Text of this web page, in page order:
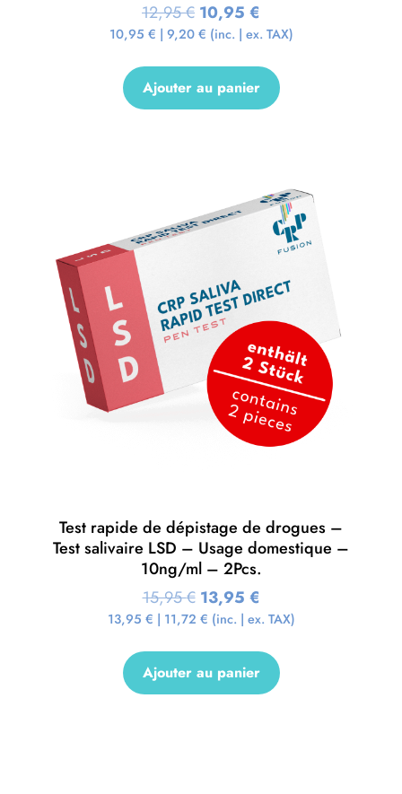
12,95€ 10,95 €
10,95 € | 9,20 € (inc. | ex. TAX)
Ajouter au panier
Test rapide de dépistage de drogues –
Test salivaire LSD – Usage domestique –
10ng/ml – 2Pcs.
15,95€ 13,95 €
13,95 € | 11,72 € (inc. | ex. TAX)
Ajouter au panier